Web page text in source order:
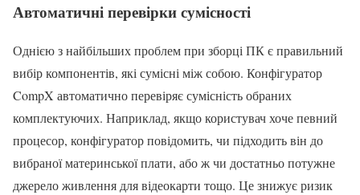
Автоматичні перевірки сумісності
Однією з найбільших проблем при зборці ПК є правильний
вибір компонентів, які сумісні між собою. Конфігуратор
CompX автоматично перевіряє сумісність обраних
комплектуючих. Наприклад, якщо користувач хоче певний
процесор, конфігуратор повідомить, чи підходить він до
вибраної материнської плати, або ж чи достатньо потужне
джерело живлення для відеокарти тощо. Це знижує ризик